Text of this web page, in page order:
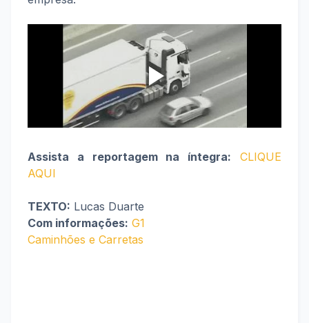
Assista a reportagem na íntegra:
CLIQUE
AQUI
TEXTO: Lucas Duarte
Com informações: G1
Caminhões e Carretas